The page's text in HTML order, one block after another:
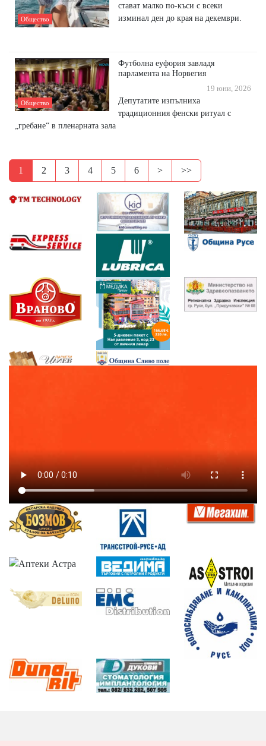
Общество
стават малко по-къси с всеки
изминал ден до края на декември.
Общество
Футболна еуфория завладя
парламента на Норвегия
19 юни, 2026
Депутатите изпълниха
традиционния фенски ритуал с
„гребане“ в пленарната зала
1 2 3 4 5 6 > >>